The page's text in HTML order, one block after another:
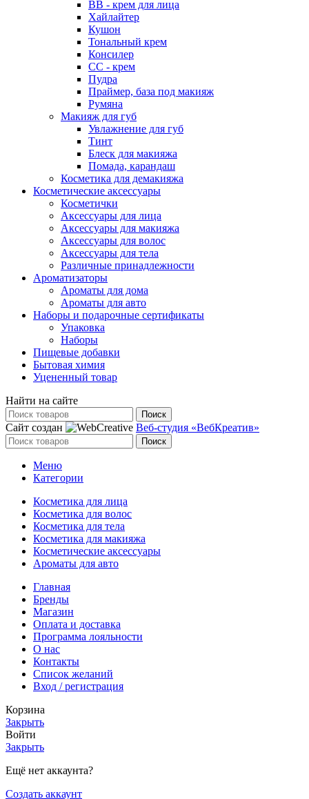
ВВ - крем для лица
Хайлайтер
Кушон
Тональный крем
Консилер
СС - крем
Пудра
Праймер, база под макияж
Румяна
Макияж для губ
Увлажнение для губ
Тинт
Блеск для макияжа
Помада, карандаш
Косметика для демакияжа
Косметические аксессуары
Косметички
Аксессуары для лица
Аксессуары для макияжа
Аксессуары для волос
Аксессуары для тела
Различные принадлежности
Ароматизаторы
Ароматы для дома
Ароматы для авто
Наборы и подарочные сертификаты
Упаковка
Наборы
Пищевые добавки
Бытовая химия
Уцененный товар
Найти на сайте
Поиск
Сайт создан Веб-студия «ВебКреатив»
Поиск
Меню
Категории
Косметика для лица
Косметика для волос
Косметика для тела
Косметика для макияжа
Косметические аксессуары
Ароматы для авто
Главная
Бренды
Магазин
Оплата и доставка
Программа лояльности
О нас
Контакты
Список желаний
Вход / регистрация
Корзина
Закрыть
Войти
Закрыть
Ещё нет аккаунта?
Создать аккаунт